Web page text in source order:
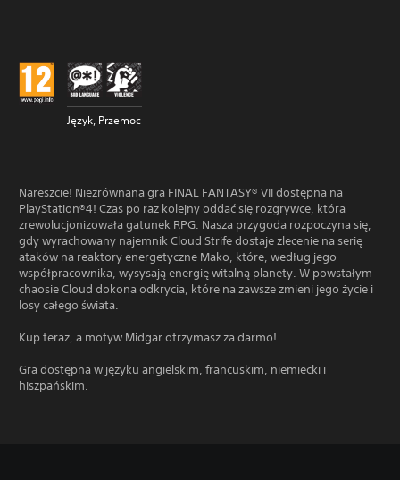
Język, Przemoc
Nareszcie! Niezrównana gra FINAL FANTASY® VII dostępna na
PlayStation®4! Czas po raz kolejny oddać się rozgrywce, która
zrewolucjonizowała gatunek RPG. Nasza przygoda rozpoczyna się,
gdy wyrachowany najemnik Cloud Strife dostaje zlecenie na serię
ataków na reaktory energetyczne Mako, które, według jego
współpracownika, wysysają energię witalną planety. W powstałym
chaosie Cloud dokona odkrycia, które na zawsze zmieni jego życie i
losy całego świata.
Kup teraz, a motyw Midgar otrzymasz za darmo!
Gra dostępna w języku angielskim, francuskim, niemiecki i
hiszpańskim.